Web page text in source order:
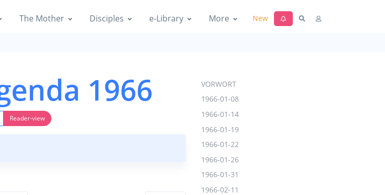
The Mother Disciples e-Library More New
VORWORT
1966-01-08
1966-01-14
1966-01-19
1966-01-22
1966-01-26
1966-01-31
1966-02-11
1966
Reader-view